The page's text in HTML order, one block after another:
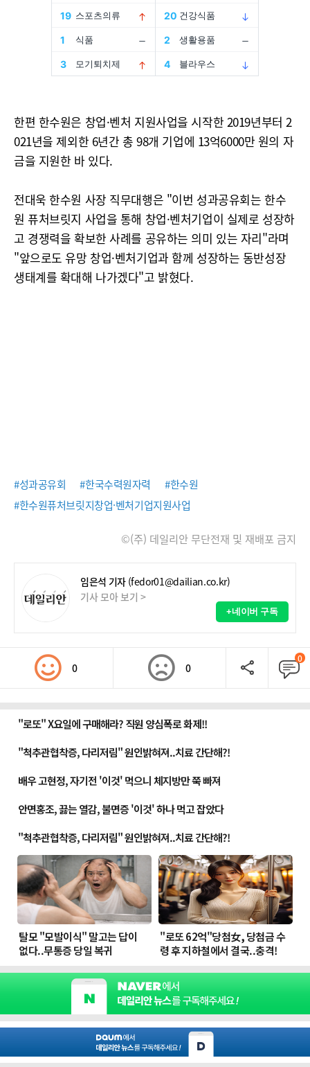
한편 한수원은 창업·벤처 지원사업을 시작한 2019년부터 2
021년을 제외한 6년간 총 98개 기업에 13억6000만 원의 자
금을 지원한 바 있다.
전대욱 한수원 사장 직무대행은 "이번 성과공유회는 한수
원 퓨처브릿지 사업을 통해 창업·벤처기업이 실제로 성장하
고 경쟁력을 확보한 사례를 공유하는 의미 있는 자리"라며
"앞으로도 유망 창업·벤처기업과 함께 성장하는 동반성장
생태계를 확대해 나가겠다"고 밝혔다.
#성과공유회 #한국수력원자력
#한수원
#한수원퓨처브릿지창업·벤처기업지원사업
©(주) 데일리안 무단전재 및 재배포 금지
임은석 기자 (fedor01@dailian.co.kr)
기사 모아 보기 >
+네이버 구독
0 0
0